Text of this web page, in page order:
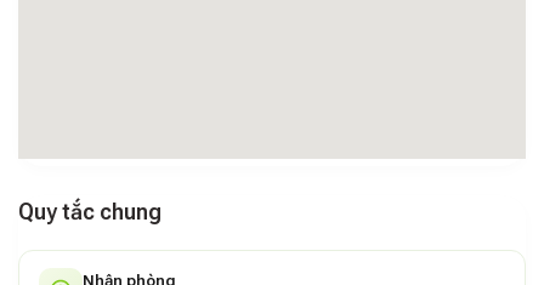
Quy tắc chung
Nhận phòng